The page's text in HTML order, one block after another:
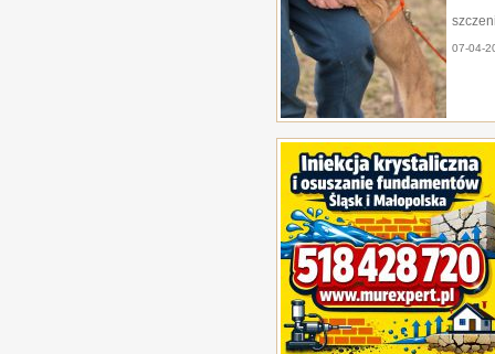
07-04-